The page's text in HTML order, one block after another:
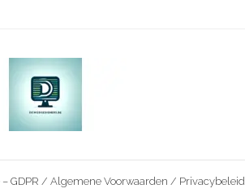
– GDPR / Algemene Voorwaarden / Privacybeleid